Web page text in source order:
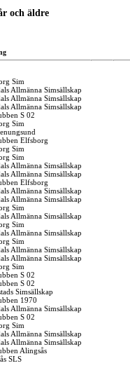
och äldre
Sim
Allmänna Simsällskap
Allmänna Simsällskap
Allmänna Simsällskap
S 02
Sim
Elfsborg
Sim
Sim
Allmänna Simsällskap
Allmänna Simsällskap
Elfsborg
Allmänna Simsällskap
Allmänna Simsällskap
Sim
Allmänna Simsällskap
Sim
Allmänna Simsällskap
Sim
Allmänna Simsällskap
Allmänna Simsällskap
Sim
S 02
S 02
Simsällskap
1970
Allmänna Simsällskap
S 02
Sim
Allmänna Simsällskap
Allmänna Simsällskap
Alingsås
SLS